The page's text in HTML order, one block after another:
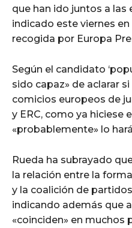
que han ido juntos a las
indicado este viernes
recogida por Europa
Según el candidato
sido capaz» de aclarar
comicios europeos de
y ERC, como ya hiciese
«probablemente» lo
Rueda ha subrayado
la relación entre la
y la coalición de
indicando además que
«coinciden» en muchos